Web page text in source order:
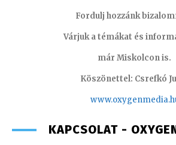
Fordulj hozzánk
Várjuk a témákat és
már Miskolcon is.
Köszönettel: Csrefkó
www.oxyge
KAPCSOLAT -